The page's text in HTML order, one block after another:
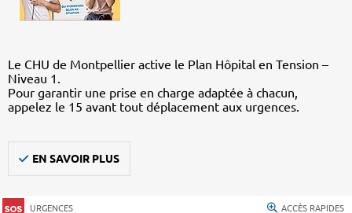
Le CHU de Montpellier active le Plan Hôpital en Tension –
Niveau 1.
Pour garantir une prise en charge adaptée à chacun,
appelez le 15 avant tout déplacement aux urgences.
EN SAVOIR PLUS
URGENCES ACCÈS RAPIDES